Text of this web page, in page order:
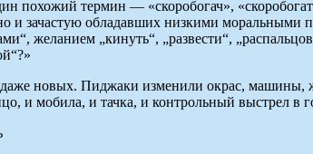
похожий термин — «скоробогач»,
и зачастую обладавших низкими
желанием „кинуть“, „развести“,
даже новых. Пиджаки изменили окрас,
и мобила, и тачка, и контрольный выстрел в